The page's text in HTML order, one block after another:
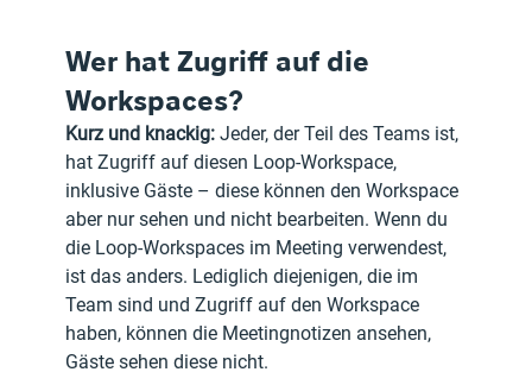
Wer hat Zugriff auf die
Workspaces?
Kurz und knackig: Jeder, der Teil des Teams ist,
hat Zugriff auf diesen Loop-Workspace,
inklusive Gäste – diese können den Workspace
aber nur sehen und nicht bearbeiten. Wenn du
die Loop-Workspaces im Meeting verwendest,
ist das anders. Lediglich diejenigen, die im
Team sind und Zugriff auf den Workspace
haben, können die Meetingnotizen ansehen,
Gäste sehen diese nicht.